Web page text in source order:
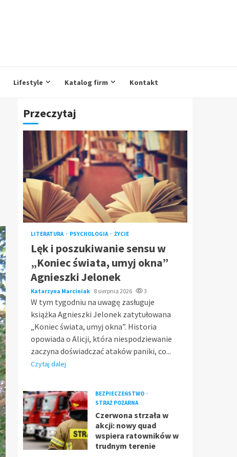
Lifestyle Katalog firm Kontakt
Przeczytaj
LITERATURA PSYCHOLOGIA ŻYCIE
Lęk i poszukiwanie sensu w
„Koniec świata, umyj okna”
Agnieszki Jelonek
Katarzyna Marciniak 8 sierpnia 2026 3
W tym tygodniu na uwagę zasługuje
książka Agnieszki Jelonek zatytułowana
„Koniec świata, umyj okna”. Historia
opowiada o Alicji, która niespodziewanie
zaczyna doświadczać ataków paniki, co...
Czytaj dalej
BEZPIECZEŃSTWO
STRAŻ POŻARNA
Czerwona strzała w
akcji: nowy quad
wspiera ratowników w
trudnym terenie